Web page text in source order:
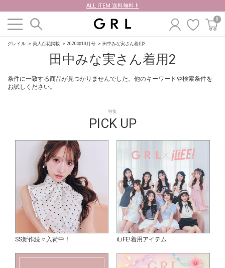
ALL ITEM 送料無料 !!
0
グレイル 美人百花掲載 2020年10月号 田中みな実さん着用2
田中みな実さん着用2
条件に一致する商品が見つかりませんでした。他のキーワードや検索条件を
お試しください。
特集
PICK UP
SS新作続々入荷中！ iLiFE!着用アイテム